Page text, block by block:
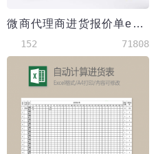
微商代理商进货报价单excel表格模板
152 71808